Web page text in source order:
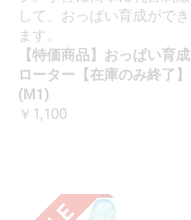
して、おっぱい育成ができ
ます。
【特価商品】おっぱい育成
ローター【在庫のみ終了】
(M1)
￥1,100